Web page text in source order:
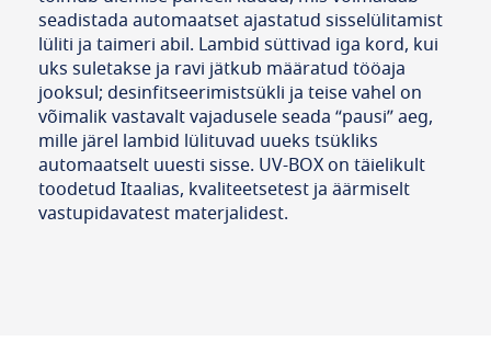
seadistada automaatset ajastatud sisselülitamist
lüliti ja taimeri abil. Lambid süttivad iga kord, kui
uks suletakse ja ravi jätkub määratud tööaja
jooksul; desinfitseerimistsükli ja teise vahel on
võimalik vastavalt vajadusele seada “pausi” aeg,
mille järel lambid lülituvad uueks tsükliks
automaatselt uuesti sisse. UV-BOX on täielikult
toodetud Itaalias, kvaliteetsetest ja äärmiselt
vastupidavatest materjalidest.